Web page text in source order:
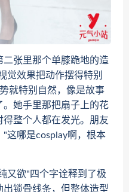
张里那个单膝跪地的造
觉效果把动作摆得特别
就特别自然，像是故事
。她手里那把扇子上的花
整个人都在发光。朋友
这哪是cosplay啊，根本
欲"四个字诠释到了极
锁骨线条，但整体造型